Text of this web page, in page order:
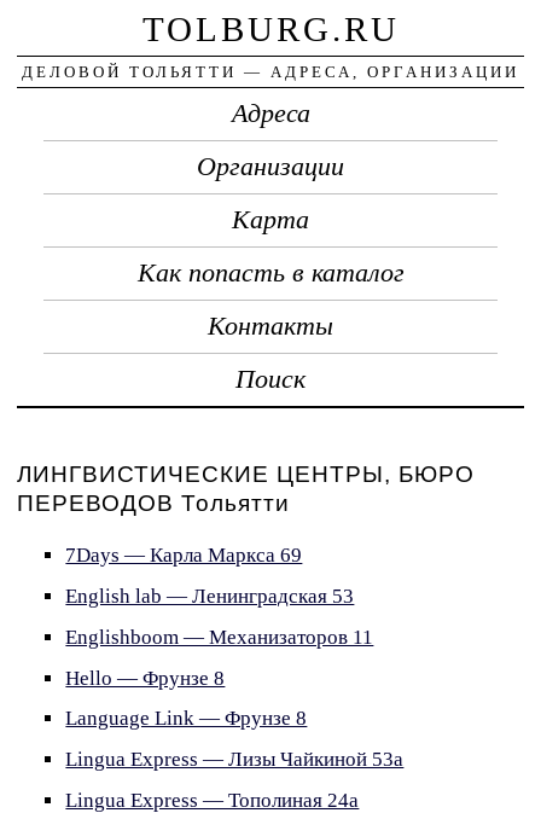
TOLBURG.RU
ДЕЛОВОЙ ТОЛЬЯТТИ — АДРЕСА, ОРГАНИЗАЦИИ
Адреса
Организации
Карта
Как попасть в каталог
Контакты
Поиск
ЛИНГВИСТИЧЕСКИЕ ЦЕНТРЫ, БЮРО
ПЕРЕВОДОВ Тольятти
7Days — Карла Маркса 69
English lab — Ленинградская 53
Englishboom — Механизаторов 11
Hello — Фрунзе 8
Language Link — Фрунзе 8
Lingua Express — Лизы Чайкиной 53а
Lingua Express — Тополиная 24а